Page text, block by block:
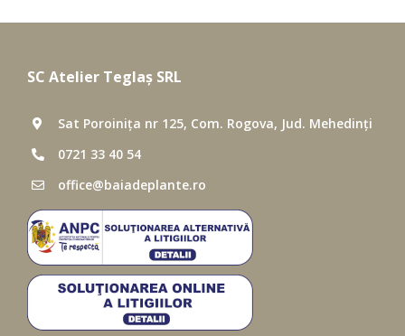
SC Atelier Teglaș SRL
Sat Poroinița nr 125, Com. Rogova, Jud. Mehedinți
0721 33 40 54
office@baiadeplante.ro